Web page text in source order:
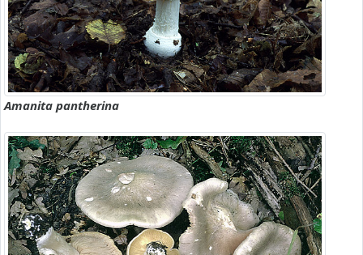
Amanita pantherina